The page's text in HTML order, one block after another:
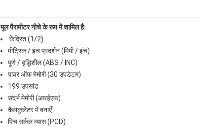
मूल पैरामीटर नीचे के रूप में शामिल है:
केंद्रित (1/2)
मीट्रिक / इंच प्रदर्शन (मिमी / इंच)
पूर्ण / वृद्धिशील (ABS / INC)
पावर ऑफ मेमोरी (30 उपडेटम)
199 उपखंड
संदर्भ मेमोरी (आरईएफ)
कैलकुलेटर में बनाएँ
पिच सर्कल व्यास (PCD)